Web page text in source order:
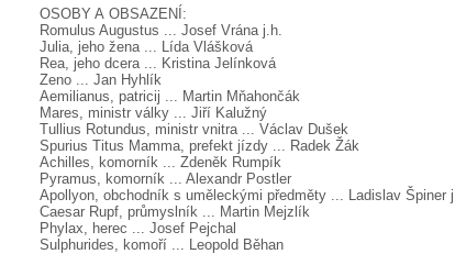
OSOBY A OBSAZENÍ:
Romulus Augustus ... Josef Vrána j.h.
Julia, jeho žena ... Lída Vlášková
Rea, jeho dcera ... Kristina Jelínková
Zeno ... Jan Hyhlík
Aemilianus, patricij ... Martin Mňahončák
Mares, ministr války ... Jiří Kalužný
Tullius Rotundus, ministr vnitra ... Václav Dušek
Spurius Titus Mamma, prefekt jízdy ... Radek Žák
Achilles, komorník ... Zdeněk Rumpík
Pyramus, komorník ... Alexandr Postler
Apollyon, obchodník s uměleckými předměty ... Ladislav Špiner
Caesar Rupf, průmyslník ... Martin Mejzlík
Phylax, herec ... Josef Pejchal
Sulphurides, komoří ... Leopold Běhan